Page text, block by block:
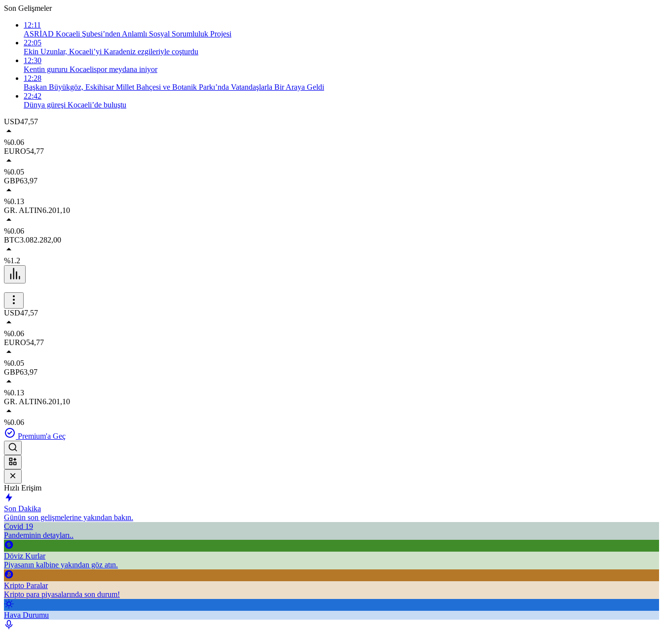
Son Gelişmeler
12:11
ASRİAD Kocaeli Şubesi’nden Anlamlı Sosyal Sorumluluk Projesi
22:05
Ekin Uzunlar, Kocaeli’yi Karadeniz ezgileriyle coşturdu
12:30
Kentin gururu Kocaelispor meydana iniyor
12:28
Başkan Büyükgöz, Eskihisar Millet Bahçesi ve Botanik Parkı’nda Vatandaşlarla Bir Araya Geldi
22:42
Dünya güreşi Kocaeli’de buluştu
USD47,57
%0.06
EURO54,77
%0.05
GBP63,97
%0.13
GR. ALTIN6.201,10
%0.06
BTC3.082.282,00
%1.2
USD47,57
%0.06
EURO54,77
%0.05
GBP63,97
%0.13
GR. ALTIN6.201,10
%0.06
Premium'a Geç
Hızlı Erişim
Son Dakika
Günün son gelişmelerine yakından bakın.
Covid 19
Pandeminin detayları..
Döviz Kurlar
Piyasanın kalbine yakından göz atın.
Kripto Paralar
Kripto para piyasalarında son durum!
Hava Durumu